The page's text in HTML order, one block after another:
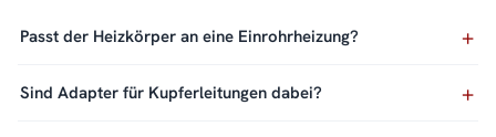
Passt der Heizkörper an eine Einrohrheizung?
Sind Adapter für Kupferleitungen dabei?